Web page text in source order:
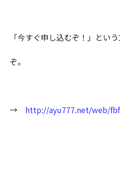
「今すぐ申し込むぞ！」とい
ぞ。
→ http://ayu777.net/web/